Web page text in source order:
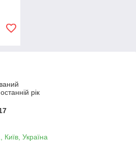
рік
Київ, Україна